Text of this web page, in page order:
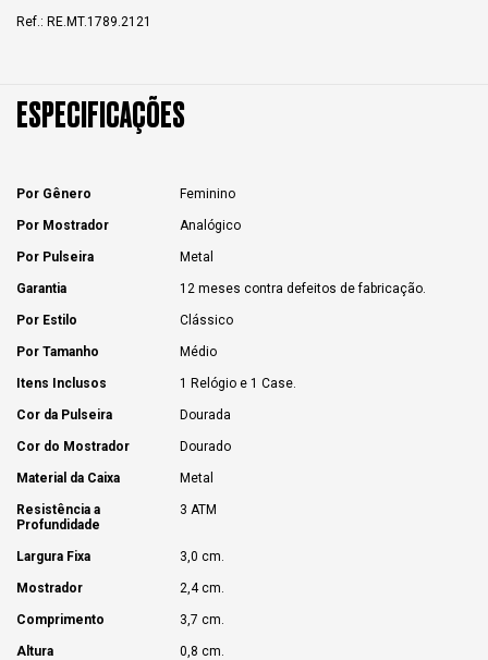
Ref.: RE.MT.1789.2121
ESPECIFICAÇÕES
Por Gênero Feminino
Por Mostrador Analógico
Por Pulseira Metal
Garantia 12 meses contra defeitos de fabricação.
Por Estilo Clássico
Por Tamanho Médio
Itens Inclusos 1 Relógio e 1 Case.
Cor da Pulseira Dourada
Cor do Mostrador Dourado
Material da Caixa Metal
Resistência a
Profundidade
3 ATM
Largura Fixa 3,0 cm.
Mostrador 2,4 cm.
Comprimento 3,7 cm.
Altura 0,8 cm.